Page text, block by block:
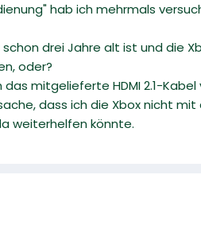
hab ich mehrmals
drei Jahre alt ist und die
oder?
mitgelieferte HDMI 2.1-
dass ich die Xbox nicht mit
weiterhelfen könnte.